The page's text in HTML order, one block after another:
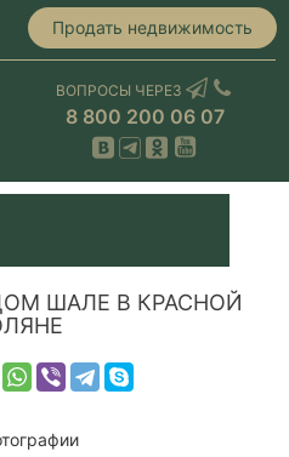
Продать недвижимость
ВОПРОСЫ ЧЕРЕЗ
8 800 200 06 07
ШАЛЕ В КРАСНОЙ